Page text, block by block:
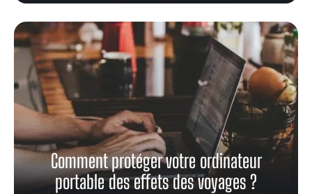
Comment protéger votre ordinateur
portable des effets des voyages ?